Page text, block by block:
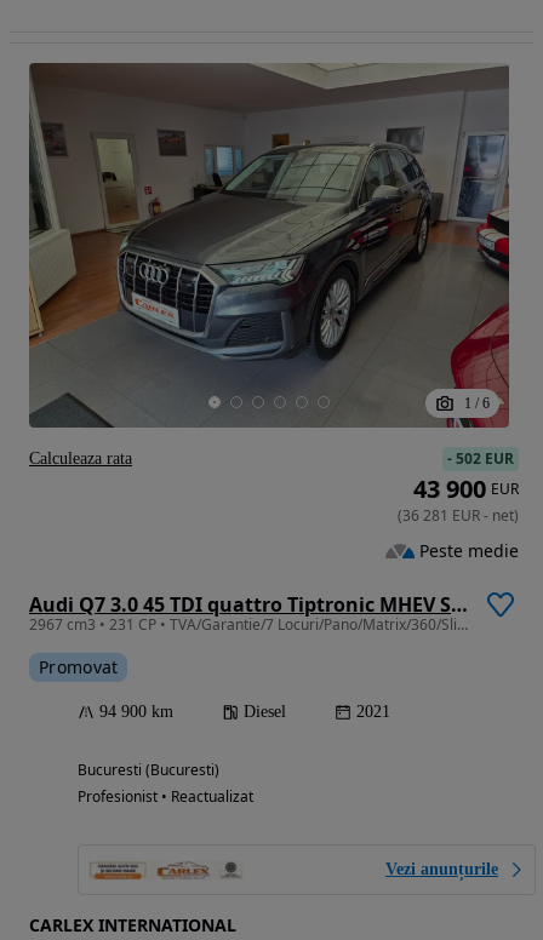
1 / 6
Audi Q7 3.0 45 TDI quattro Tiptronic MHEV S Line
2967 cm3 • 231 CP • TVA/Garantie/7 Locuri/Pano/Matrix/360/Sline
Promovat
94 900 km Diesel 2021
Bucuresti (Bucuresti)
Profesionist • Reactualizat
Vezi anunțurile
CARLEX INTERNATIONAL
-502 EUR
43 900 EUR
(36 281 EUR- net)
Peste medie
Calculeaza rata